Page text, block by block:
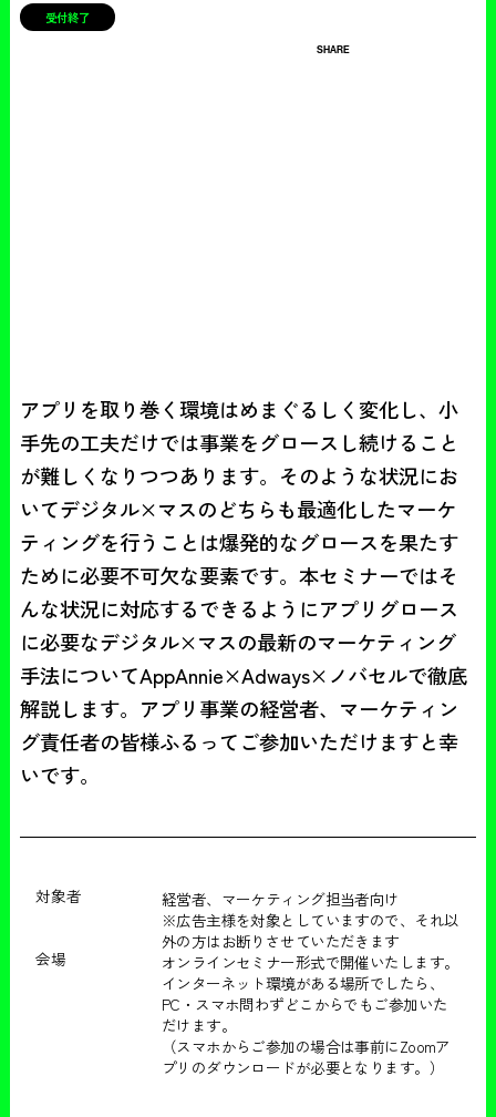
受付終了
SHARE
アプリを取り巻く環境はめまぐるしく変化し、小
手先の工夫だけでは事業をグロースし続けること
が難しくなりつつあります。そのような状況にお
いてデジタル×マスのどちらも最適化したマーケ
ティングを行うことは爆発的なグロースを果たす
ために必要不可欠な要素です。本セミナーではそ
んな状況に対応するできるようにアプリグロース
に必要なデジタル×マスの最新のマーケティング
手法についてAppAnnie×Adways×ノバセルで徹底
解説します。アプリ事業の経営者、マーケティン
グ責任者の皆様ふるってご参加いただけますと幸
いです。
対象者
経営者、マーケティング担当者向け
※広告主様を対象としていますので、それ以
外の方はお断りさせていただきます
会場
オンラインセミナー形式で開催いたします。
インターネット環境がある場所でしたら、
PC・スマホ問わずどこからでもご参加いた
だけます。
（スマホからご参加の場合は事前にZoomア
プリのダウンロードが必要となります。）